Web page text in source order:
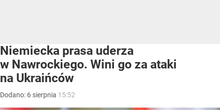
Niemiecka prasa uderza
w Nawrockiego. Wini go za ataki
na Ukraińców
Dodano: 6 sierpnia 15:52